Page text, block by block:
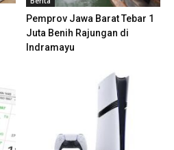
Pemprov Jawa Barat Tebar 1
Juta Benih Rajungan di
Indramayu